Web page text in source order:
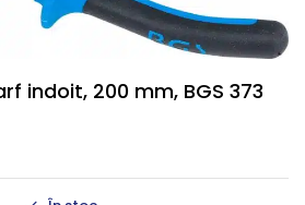
indoit, 200 mm, BGS 373